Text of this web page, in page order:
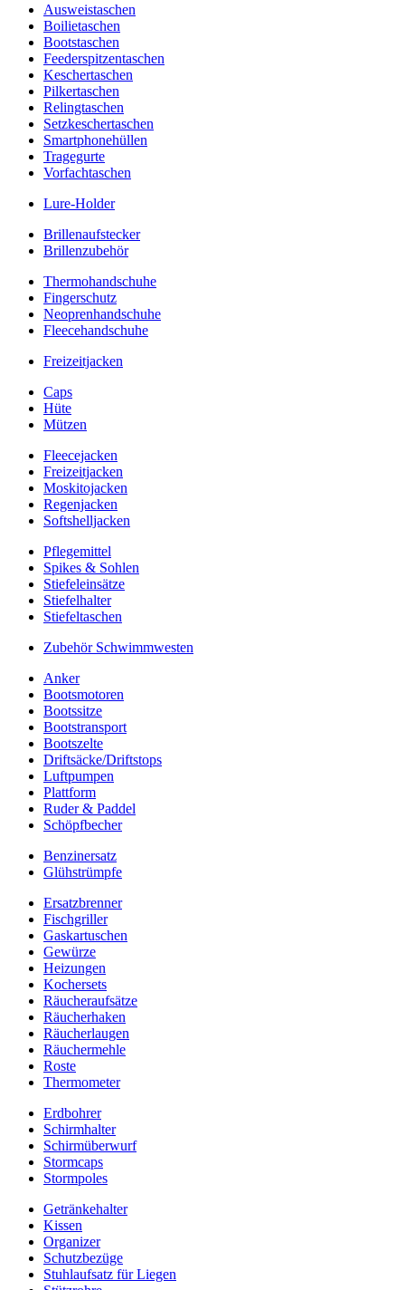
Ausweistaschen
Boilietaschen
Bootstaschen
Feederspitzentaschen
Keschertaschen
Pilkertaschen
Relingtaschen
Setzkeschertaschen
Smartphonehüllen
Tragegurte
Vorfachtaschen
Lure-Holder
Brillenaufstecker
Brillenzubehör
Thermohandschuhe
Fingerschutz
Neoprenhandschuhe
Fleecehandschuhe
Freizeitjacken
Caps
Hüte
Mützen
Fleecejacken
Freizeitjacken
Moskitojacken
Regenjacken
Softshelljacken
Pflegemittel
Spikes & Sohlen
Stiefeleinsätze
Stiefelhalter
Stiefeltaschen
Zubehör Schwimmwesten
Anker
Bootsmotoren
Bootssitze
Bootstransport
Bootszelte
Driftsäcke/Driftstops
Luftpumpen
Plattform
Ruder & Paddel
Schöpfbecher
Benzinersatz
Glühstrümpfe
Ersatzbrenner
Fischgriller
Gaskartuschen
Gewürze
Heizungen
Kochersets
Räucheraufsätze
Räucherhaken
Räucherlaugen
Räuchermehle
Roste
Thermometer
Erdbohrer
Schirmhalter
Schirmüberwurf
Stormcaps
Stormpoles
Getränkehalter
Kissen
Organizer
Schutzbezüge
Stuhlaufsatz für Liegen